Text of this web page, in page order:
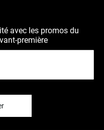
avec les promos du
première